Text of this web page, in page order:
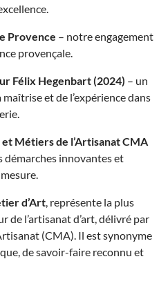
Provence – notre engagement
provençale.
Félix Hegenbart (2024) – un
et de l’expérience dans
Métiers de l’Artisanat CMA
démarches innovantes et
d’Art, représente la plus
de l’artisanat d’art, délivré par
(CMA). Il est synonyme
de savoir-faire reconnu et